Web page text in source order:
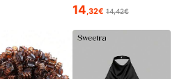
14,32€ 14,42€